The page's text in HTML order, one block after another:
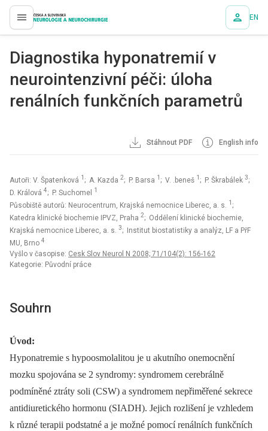
proLékaře.cz EN
Diagnostika hyponatremií v
neurointenzivní péči: úloha
renálních funkčních parametrů
Stáhnout PDF English info
Autoři: V. Špatenková 1 ; A. Kazda 2; P. Barsa 1 ; V. .beneš 1 ; P. Škrabálek 3;
D. Králová 4; P. Suchomel 1
Působiště autorů: Neurocentrum, Krajská nemocnice Liberec, a. s. 1 ;
Katedra klinické biochemie IPVZ, Praha 2; Oddělení klinické biochemie,
Krajská nemocnice Liberec, a. s. 3; Institut biostatistiky a analýz, LF a PřF
MU, Brno 4
Vyšlo v časopise: Cesk Slov Neurol N 2008; 71/104(2): 156-162
Kategorie: Původní práce
Souhrn
Úvod:
Hyponatremie s hypoosmolalitou je u akutního onemocnění
mozku spojována se 2 syndromy: syndromem cerebrálně
podmíněné ztráty soli (CSW) a syndromem nepřiměřené sekrece
antidiuretického hormonu (SIADH). Jejich rozlišení je vzhledem
k různé terapii podstatné a je možné pomocí renálních funkčních